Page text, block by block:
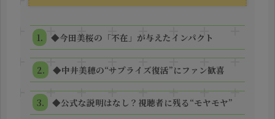
◆今田美桜の「不在」が与えたインパクト
◆中井美穂の“サプライズ復活”にファン歓喜
◆公式な説明はなし？視聴者に残る“モヤモヤ”